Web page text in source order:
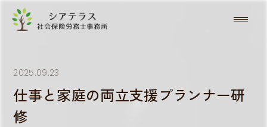
仕事と家庭の両立支援プランナー研
修
2025.09.23